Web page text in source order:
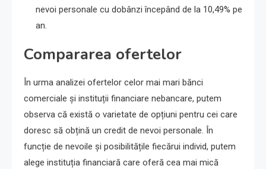
nevoi personale cu dobânzi începând de la 10,49% pe
an.
Compararea ofertelor
În urma analizei ofertelor celor mai mari bănci
comerciale și instituții financiare nebancare, putem
observa că există o varietate de opțiuni pentru cei care
doresc să obțină un credit de nevoi personale. În
funcție de nevoile și posibilitățile fiecărui individ, putem
alege instituția financiară care oferă cea mai mică